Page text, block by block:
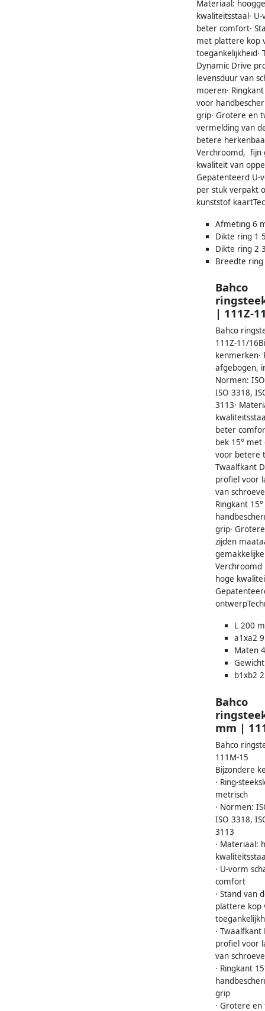
Materiaal:
kwaliteitsstaal·
beter comfort·
met plattere kop
toegankelijkheid·
Dynamic Drive
levensduur van
moeren·
voor
grip· Grotere en
vermelding van
betere
Verchroomd, fijn
kwaliteit van
Gepatenteerd U-
per stuk verpakt
kunststof
Afmeting 6
Dikte ring 1
Dikte ring 2
Breedte ring
Bahco
| 111Z-
Bahco
111Z-11/
kenmerken·
afgebogen,
Normen:
ISO 3318,
3113·
beter
bek 15°
voor betere
Twaalfkant
profiel voor
van
Ringkant
grip·
zijden
hoge
L 200
a1xa2
Maten
b1xb2
Bahco
mm |
Bahco
111M-15
Bijzondere
· Ring-
metrisch
· Normen:
ISO 3318,
3113
· Materiaal:
· U-vorm
comfort
· Stand van
plattere kop
·
profiel voor
van
· Ringkant
grip
· Grotere